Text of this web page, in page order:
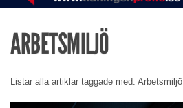
ARBETSMILJÖ
Listar alla artiklar taggade med: Arbetsmiljö